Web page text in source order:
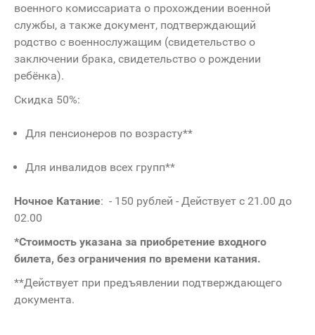
военного комиссариата о прохождении военной
службы, а также документ, подтверждающий
родство с военнослужащим (свидетельство о
заключении брака, свидетельство о рождении
ребёнка).
Скидка 50%:
Для пенсионеров по возрасту**
Для инвалидов всех групп**
Ночное Катание: - 150 рублей - Действует с 21.00 до
02.00
*Стоимость указана за приобретение входного
билета, без ограничения по времени катания.
**Действует при предъявлении подтверждающего
документа.